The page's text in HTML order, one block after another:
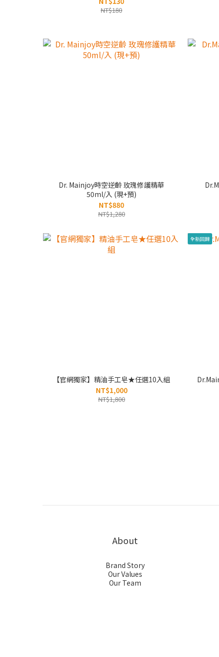
NT$180
Dr. Mainjoy時空逆齡 玫瑰修護精華
50ml/入 (現+預)
NT$880
NT$1,280
【官網獨家】精油手工皂★任選10入組
NT$1,000
NT$1,800
全新回歸
About
Brand Story
Our Values
Our Team